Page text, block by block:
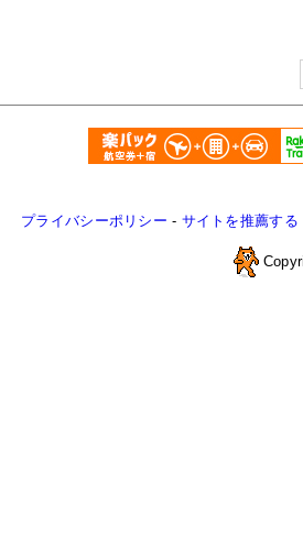
プライバシーポリシー - サイトを推薦する